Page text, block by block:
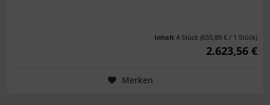
Inhalt 4 Stück (655,89 € / 1 Stück)
2.623,56 €
Merken